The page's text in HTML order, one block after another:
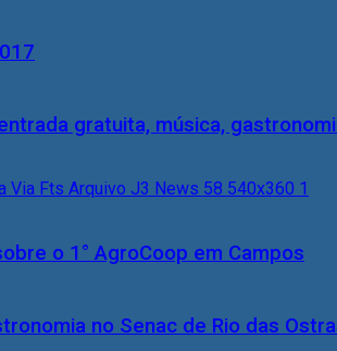
gratuita, música,
o 1° AgroCoop em Campos
no Senac de Rio das